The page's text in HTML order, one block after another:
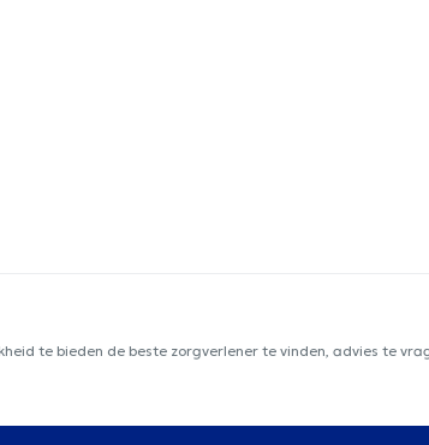
te bieden de beste zorgverlener te vinden, advies te